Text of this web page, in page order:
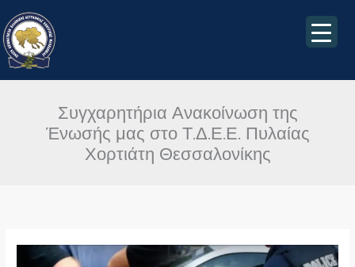
στο
περιεχόμενο
Συγχαρητήρια Ανακοίνωση της
Ένωσής μας στο Τ.Δ.Ε.Ε. Πυλαίας
Χορτιάτη Θεσσαλονίκης